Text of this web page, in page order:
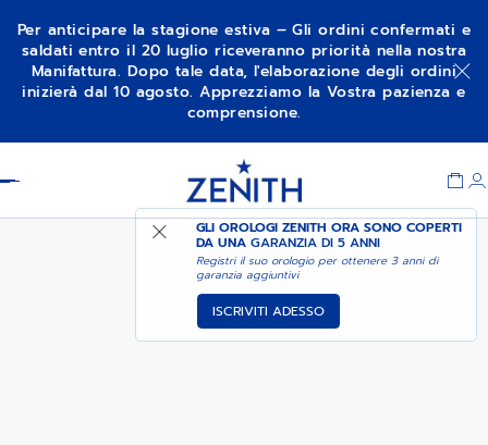
Per anticipare la stagione estiva – Gli ordini confermati e
saldati entro il 20 luglio riceveranno priorità nella nostra
Manifattura. Dopo tale data, l'elaborazione degli ordini
inizierà dal 10 agosto. Apprezziamo la Vostra pazienza e
comprensione.
GLI OROLOGI ZENITH ORA SONO COPERTI
DA UNAGARANZIA DI 5 ANNI
Registri il suo orologio per ottenere 3 anni di
garanzia aggiuntivi
ISCRIVITI ADESSO
CHRONOMASTER SPORT AVVISAMI QUANDO È
DISPONIBILE